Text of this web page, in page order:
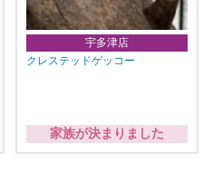
宇多津店
クレステッドゲッコー
家族が決まりました